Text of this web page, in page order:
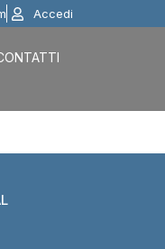
Accedi